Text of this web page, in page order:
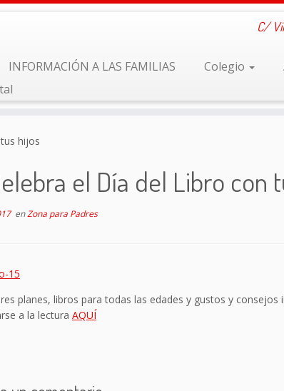
C/
INFORMACIÓN A LAS FAMILIAS Colegio
hijos
el Día del Libro con
enZona para Padres
planes, libros para todas las edades y gustos y consejos
a la lectura AQUÍ